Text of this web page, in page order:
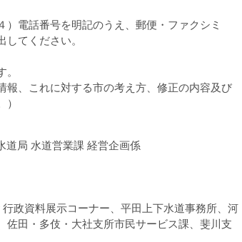
電話番号を明記のうえ、郵便・ファクシミ
てください。
、これに対する市の考え方、修正の内容及び
局 水道営業課 経営企画係
資料展示コーナー、平田上下水道事務所、河
田・多伎・大社支所市民サービス課、斐川支